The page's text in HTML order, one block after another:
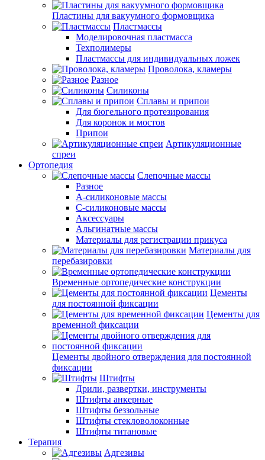
Пластины для вакуумного формовщика
Пластмассы
Моделировочная пластмасса
Техполимеры
Пластмассы для индивидуальных ложек
Проволока, кламеры
Разное
Силиконы
Сплавы и припои
Для бюгельного протезирования
Для коронок и мостов
Припои
Артикуляционные
спреи
Ортопедия
Слепочные массы
Разное
А-силиконовые массы
С-силиконовые массы
Аксессуары
Альгинатные массы
Материалы для регистрации прикуса
Материалы для
перебазировки
Временные ортопедические конструкции
Цементы
для постоянной фиксации
Цементы для
временной фиксации
Цементы двойного отверждения для постоянной
фиксации
Штифты
Дрили, развертки, инструменты
Штифты анкерные
Штифты беззольные
Штифты стекловолоконные
Штифты титановые
Терапия
Адгезивы